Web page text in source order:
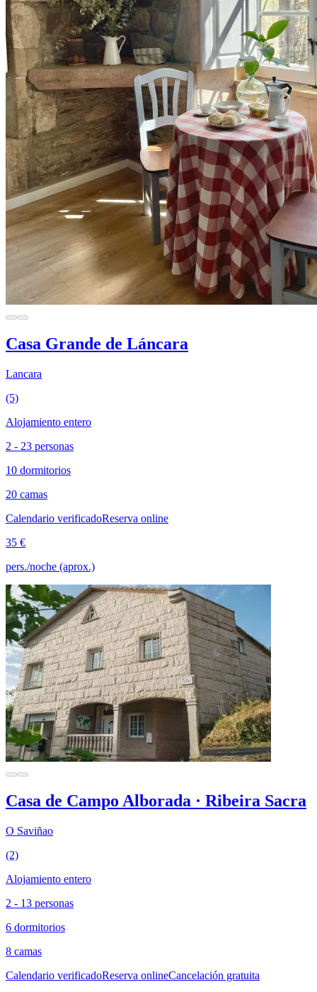
Casa Grande de Láncara
Lancara
(5)
Alojamiento entero
2 - 23 personas
10 dormitorios
20 camas
Calendario verificadoReserva online
35 €
pers./noche (aprox.)
Casa de Campo Alborada · Ribeira Sacra
O Saviñao
(2)
Alojamiento entero
2 - 13 personas
6 dormitorios
8 camas
Calendario verificadoReserva onlineCancelación gratuita